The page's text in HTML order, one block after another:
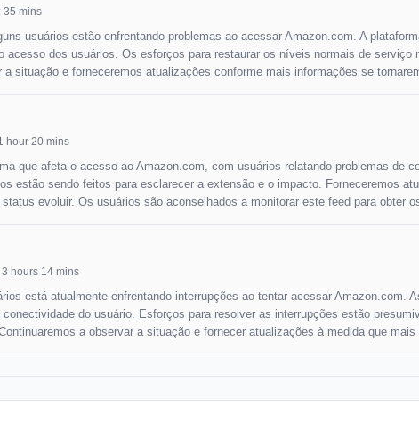
mins
usuários estão enfrentando problemas ao acessar Amazon.com. A
acesso dos usuários. Os esforços para restaurar os níveis normais de serviço
a situação e forneceremos atualizações conforme mais informações se
hour 20 mins
que afeta o acesso ao Amazon.com, com usuários relatando problemas de
estão sendo feitos para esclarecer a extensão e o impacto. Forneceremos
evoluir. Os usuários são aconselhados a monitorar este feed para obter
hours 14 mins
está atualmente enfrentando interrupções ao tentar acessar Amazon.com.
do usuário. Esforços para resolver as interrupções estão
a observar a situação e fornecer atualizações à medida que